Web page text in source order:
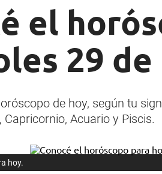
el
29 de
de hoy, según tu
Capricornio, Acuario y Piscis.
hoy.